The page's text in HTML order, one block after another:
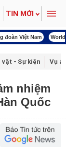
TIN MỚI
2026 Kỳ họp thứ
vật - Sự kiện Vụ
nhiệm
Quốc